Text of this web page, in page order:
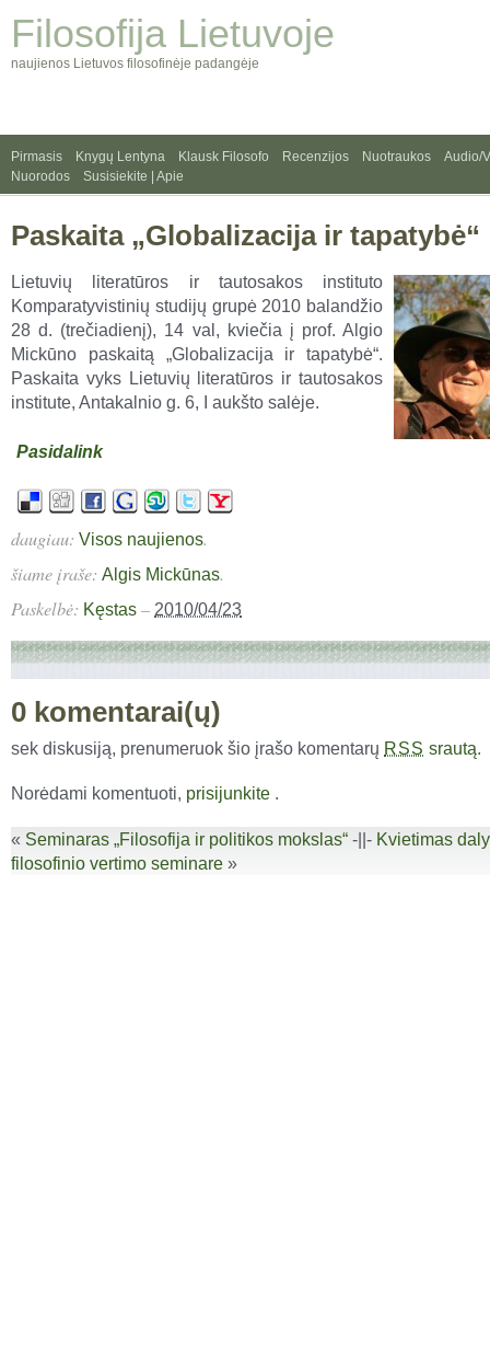
Filosofija Lietuvoje
naujienos Lietuvos filosofinėje padangėje
Pirmasis Knygų Lentyna Klausk Filosofo Recenzijos Nuotraukos
Audio/
Nuorodos
Susisiekite | Apie
Paskaita „Globalizacija ir tapatybė“
Lietuvių literatūros ir tautosakos instituto
Komparatyvistinių studijų grupė 2010 balandžio
28 d. (trečiadienį), 14 val, kviečia į prof. Algio
Mickūno paskaitą „Globalizacija ir tapatybė“.
Paskaita vyks Lietuvių literatūros ir tautosakos
institute, Antakalnio g. 6, I aukšto salėje.
Pasidalink
daugiau: Visos naujienos.
šiame įraše: Algis Mickūnas.
Paskelbė: Kęstas – 2010/04/23
0 komentarai(ų)
sek diskusiją, prenumeruok šio įrašo komentarų RSS srautą.
Norėdami komentuoti, prisijunkite .
« Seminaras „Filosofija ir politikos mokslas“ -||- Kvietimas
filosofinio vertimo seminare »